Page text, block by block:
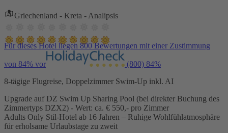
Griechenland - Kreta - Analipsis
Für dieses Hotel liegen 800 Bewertungen mit einer Zustimmung
von 84% vor (800) 84%
8-tägige Flugreise, Doppelzimmer Swim-Up inkl. AI
Upgrade auf DZ Swim Up Sharing Pool (bei direkter Buchung des
Zimmertyps DZX2) - Wert: ca. € 550,- pro Zimmer
Adults Only Stil-Hotel ab 16 Jahren – Ruhige Wohlfühlatmosphäre
für erholsame Urlaubstage zu zweit